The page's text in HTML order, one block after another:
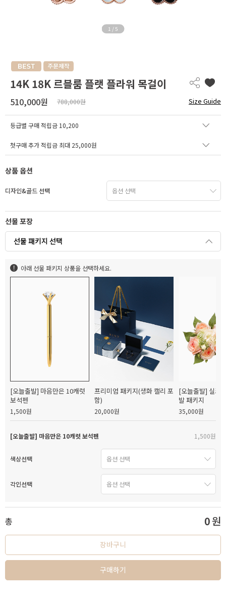
1 / 5
14K 18K 르블룸 플랫 플라워 목걸이
510,000원 788,000원 Size Guide
등급별 구매 적립금 10,200
첫구매 추가 적립금 최대 25,000원
상품 옵션
디자인&골드 선택
선물 포장
선물 패키지 선택
아래 선물 패키지 상품을 선택하세요.
[오늘출발] 마음만은 10캐럿
보석펜
1,500원
프리미엄 패키지(생화 캘리 포
함)
20,000원
[오늘출발] 실크
발 패키지
35,000원
[오늘출발] 마음만은 10캐럿 보석펜 1,500원
색상선택
각인선택
총 0원
장바구니
구매하기